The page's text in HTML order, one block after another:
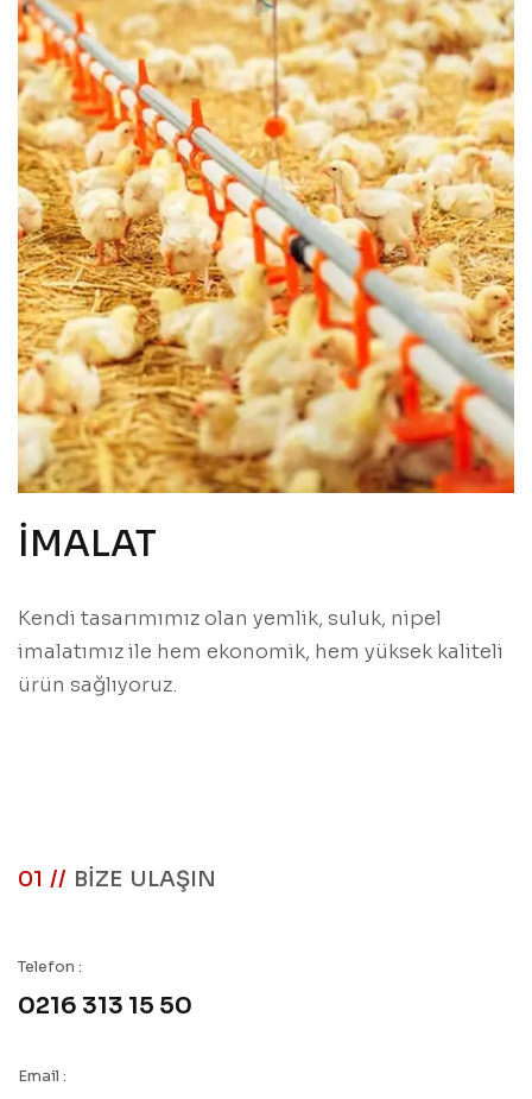
İMALAT
Kendi tasarımımız olan yemlik, suluk, nipel
imalatımız ile hem ekonomik, hem yüksek kaliteli
ürün sağlıyoruz.
01 // BİZE ULAŞIN
Telefon :
0216 313 15 50
Email :